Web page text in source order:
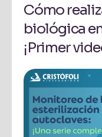
Cómo
biológica
¡Primer